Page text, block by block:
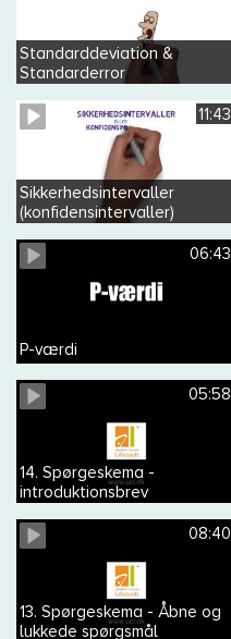
Standarddeviation &
Standarderror
11:43
Sikkerhedsintervaller
(konfidensintervaller)
06:43
P-værdi
05:58
14. Spørgeskema -
introduktionsbrev
08:40
13. Spørgeskema - Åbne og
lukkede spørgsmål